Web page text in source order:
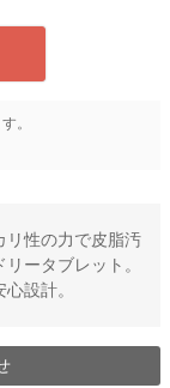
。
リ性の力で皮脂汚
ータブレット。
設計。